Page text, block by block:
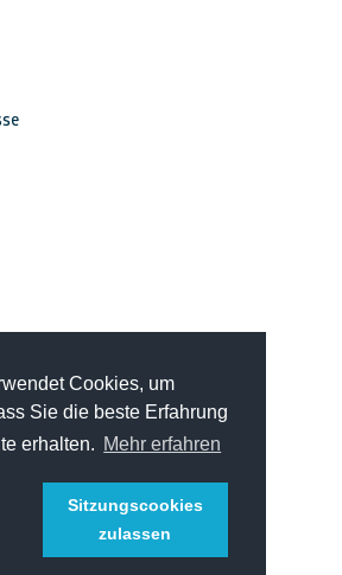
Cookies, um
Sie die beste Erfahrung
erhalten. Mehr erfahren
Sitzungscookies
zulassen